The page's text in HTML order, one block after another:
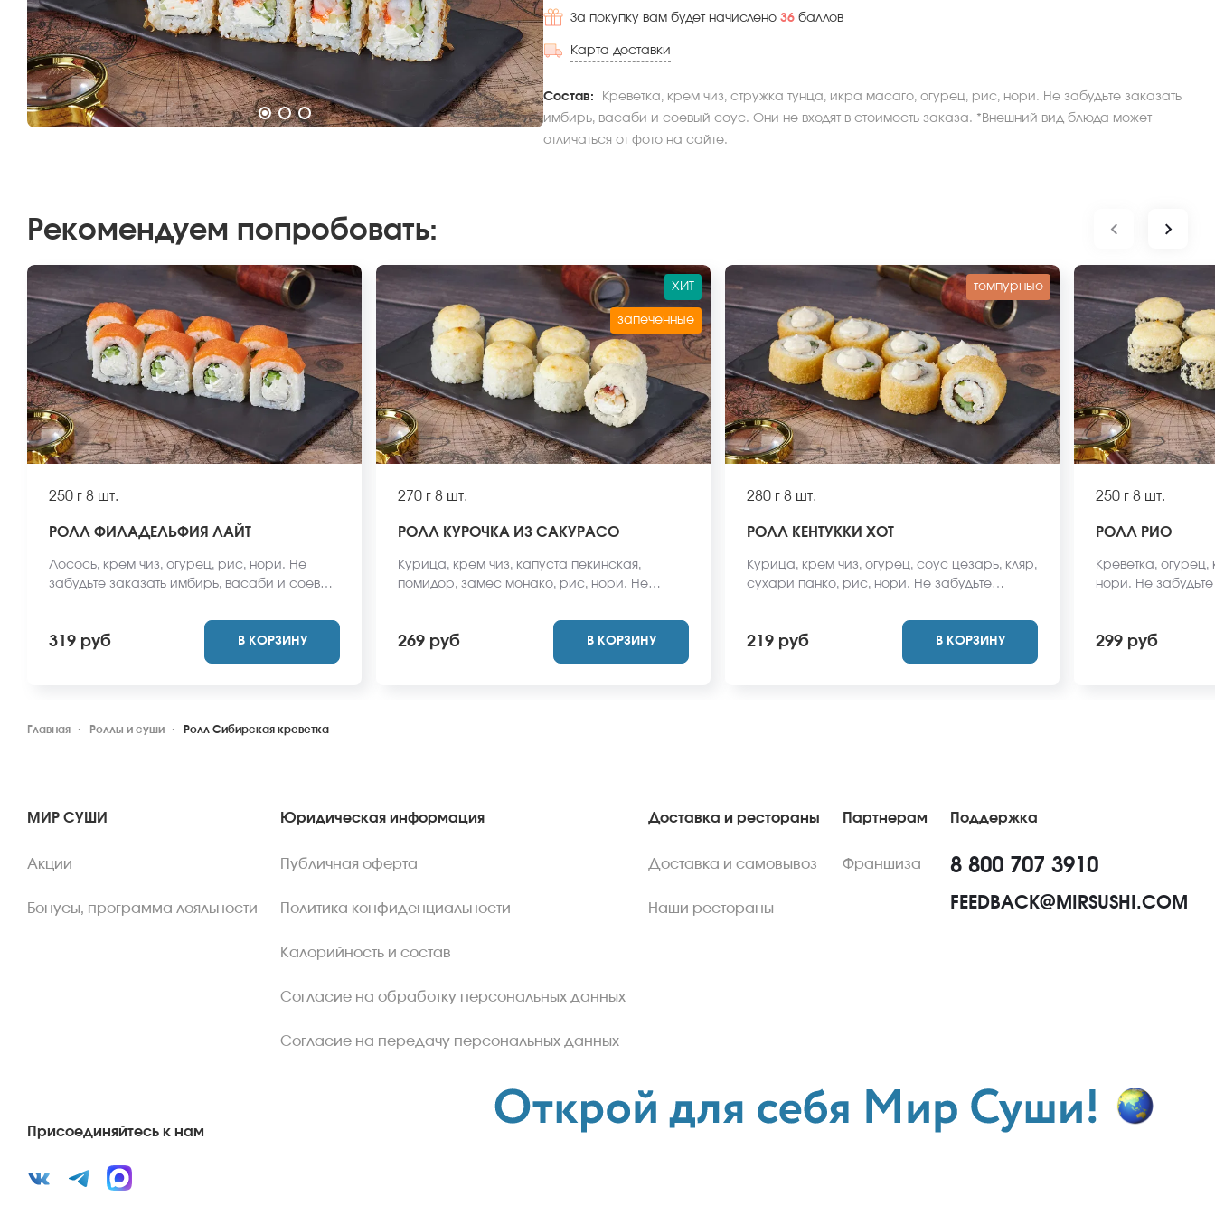
За покупку вам будет начислено 36 баллов
Карта доставки
Состав:
Креветка, крем чиз, стружка тунца, икра масаго, огурец, рис, нори. Не забудьте заказать
имбирь, васаби и соевый соус. Они не входят в стоимость заказа. *Внешний вид блюда может
отличаться от фото на сайте.
Рекомендуем попробовать:
250 г 8 шт.
РОЛЛ ФИЛАДЕЛЬФИЯ ЛАЙТ
Лосось, крем чиз, огурец, рис, нори. Не
забудьте заказать имбирь, васаби и соевый
*Внешний вид блюда может отличаться от
фото на сайте.
319 руб В КОРЗИНУ
ХИТ
запеченные
270 г 8 шт.
РОЛЛ КУРОЧКА ИЗ САКУРАСО
Курица, крем чиз, капуста пекинская,
помидор, замес монако, рис, нори. Не
соус. Они не входят в стоимость заказа.
*Внешний вид блюда может отличаться от
269 руб В КОРЗИНУ
темпурные
280 г 8 шт.
РОЛЛ КЕНТУККИ ХОТ
Курица, крем чиз, огурец, соус цезарь, кляр,
сухари панко, рис, нори. Не забудьте
Они не входят в стоимость заказа. *Внешний
вид блюда может отличаться от фото на
219 руб В КОРЗИНУ
250 г 8 шт.
РОЛЛ РИО
Креветка,
нори. Не
отличаться от
299 руб
Главная Роллы и суши Ролл Сибирская креветка
МИР СУШИ
Акции
Бонусы, программа лояльности
Юридическая информация
Публичная оферта
Политика конфиденциальности
Калорийность и состав
Согласие на обработку персональных данных
Согласие на передачу персональных данных
Доставка и рестораны
Доставка и самовывоз
Наши рестораны
Партнерам
Франшиза
Поддержка
8 800 707 3910
FEEDBACK@MIRSUSHI.COM
Присоединяйтесь к нам